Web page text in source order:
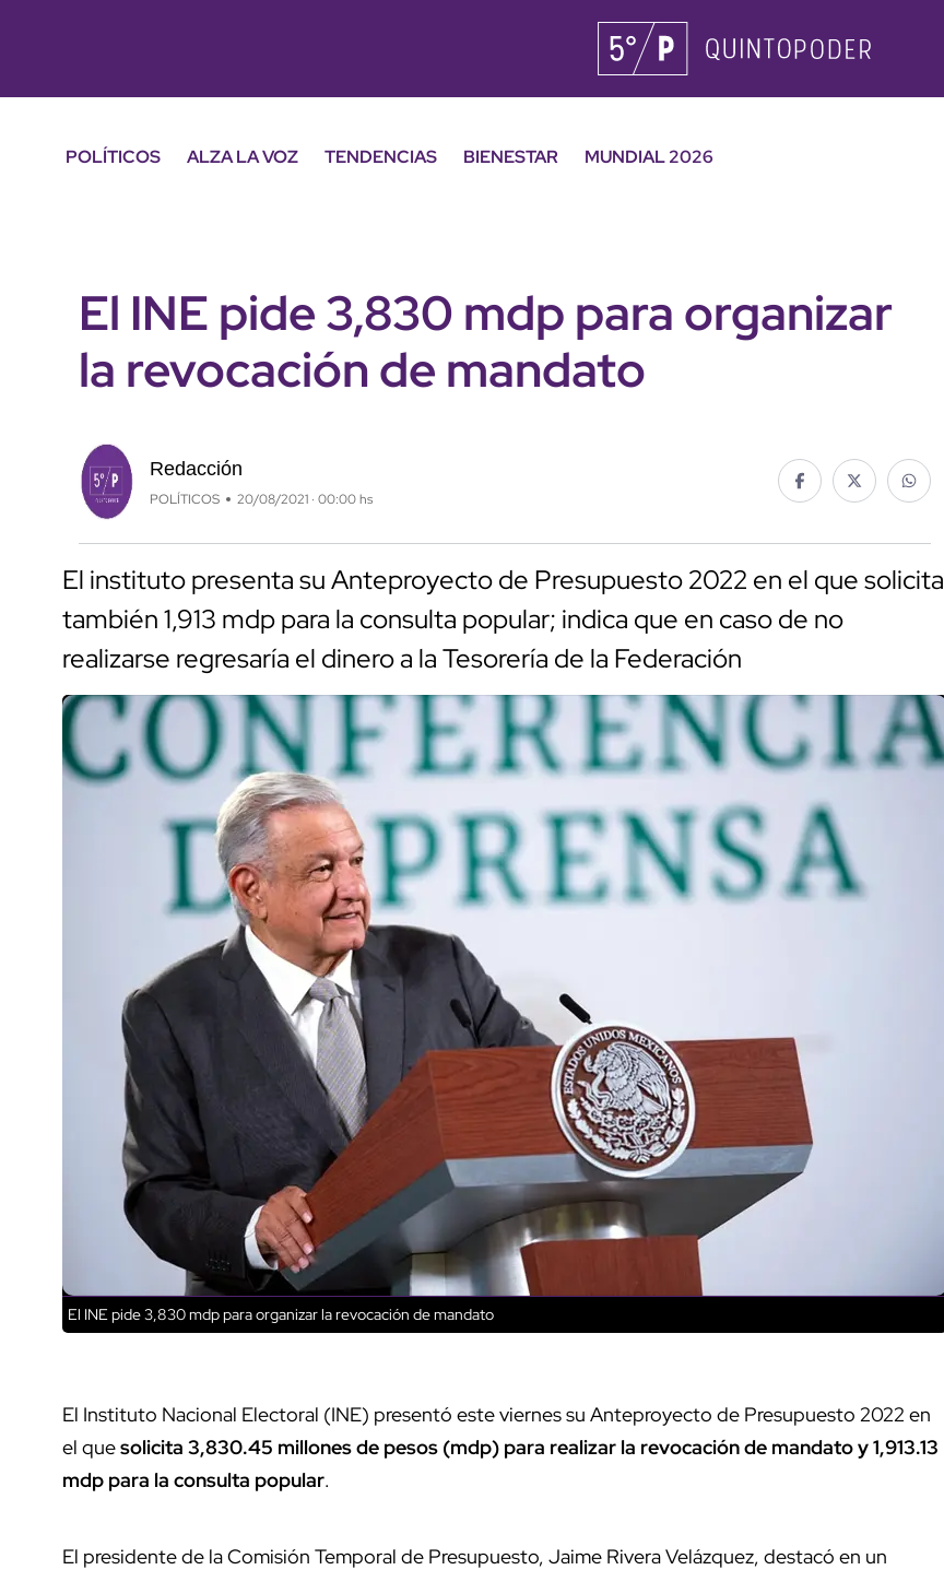
POLÍTICOS ALZA LA VOZ TENDENCIAS BIENESTAR
MUNDIAL 2026
El INE pide 3,830 mdp para organizar
la revocación de mandato
Redacción
POLÍTICOS 20/08/2021 · 00:00 hs
El instituto presenta su Anteproyecto de Presupuesto 2022 en el que solicita
también 1,913 mdp para la consulta popular; indica que en caso de no
realizarse regresaría el dinero a la Tesorería de la Federación
El INE pide 3,830 mdp para organizar la revocación de mandato
El Instituto Nacional Electoral (INE) presentó este viernes su Anteproyecto de Presupuesto 2022 en
el quesolicita 3,830.45 millones de pesos (mdp) para realizar la revocación de mandato y 1,913.13
mdp para la consulta popular.
El presidente de la Comisión Temporal de Presupuesto, Jaime Rivera Velázquez, destacó en un